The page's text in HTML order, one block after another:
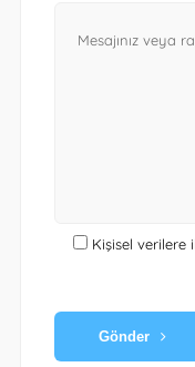
Kişisel verilere
Gönder